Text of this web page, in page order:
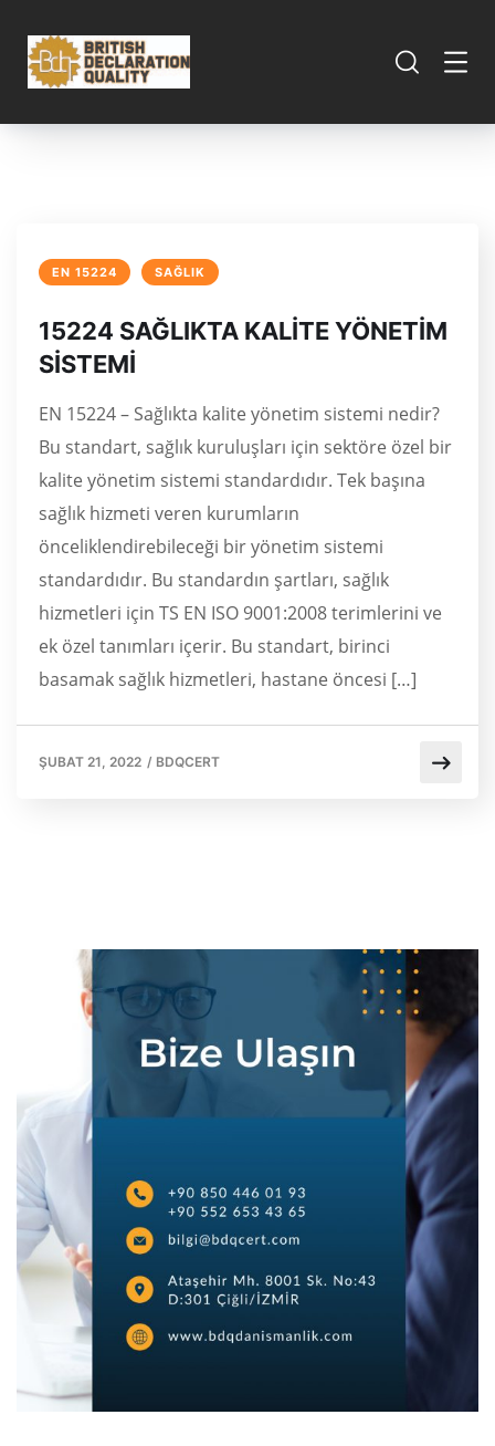
EN 15224 SAĞLIK
15224 SAĞLIKTA KALİTE YÖNETİM
SİSTEMİ
EN 15224 – Sağlıkta kalite yönetim sistemi nedir?
Bu standart, sağlık kuruluşları için sektöre özel bir
kalite yönetim sistemi standardıdır. Tek başına
sağlık hizmeti veren kurumların
önceliklendirebileceği bir yönetim sistemi
standardıdır. Bu standardın şartları, sağlık
hizmetleri için TS EN ISO 9001:2008 terimlerini ve
ek özel tanımları içerir. Bu standart, birinci
basamak sağlık hizmetleri, hastane öncesi […]
ŞUBAT 21, 2022 / BDQCERT